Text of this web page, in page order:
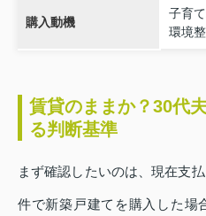
購入動機
子育
環境
賃貸のままか？30代
る判断基準
まず確認したいのは、現在支
件で新築戸建てを購入した場